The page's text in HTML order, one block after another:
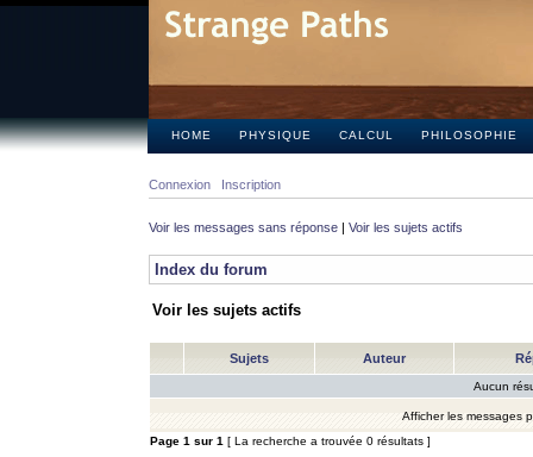
HOME PHYSIQUE CALCUL PHILOSOPHIE
Connexion Inscription
Voir les messages sans réponse | Voir les sujets actifs
Index du forum
Voir les sujets actifs
Sujets Auteur
Aucun
Afficher les messages
Page 1 sur 1 [ La recherche a trouvée 0 résultats ]